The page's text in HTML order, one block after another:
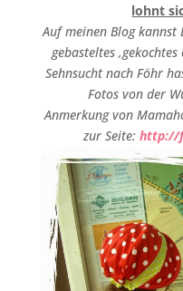
lohnt
Auf meinen Blog kannst
gebasteltes
Sehnsucht nach Föhr
Fotos von der
Anmerkung von
zur Seite:http://